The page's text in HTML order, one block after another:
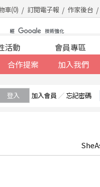
車(0) 訂閱電子報 作家後台
合作提案 加入我們
活動 會員專區
登入 加入會員 ／ 忘記密碼